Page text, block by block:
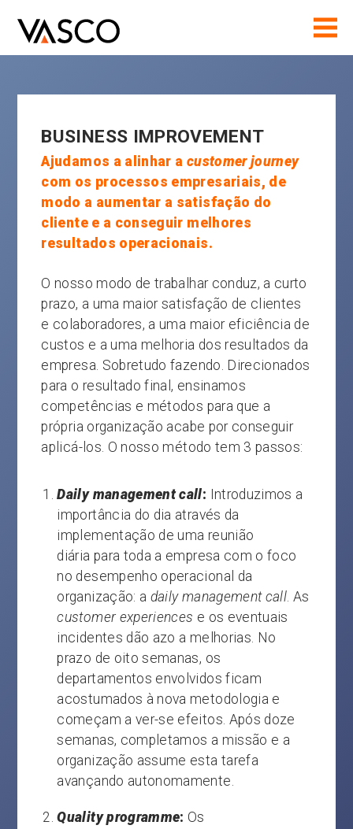
BUSINESS IMPROVEMENT
Ajudamos a alinhar a customer journey
com os processos empresariais, de
modo a aumentar a satisfação do
cliente e a conseguir melhores
resultados operacionais.
O nosso modo de trabalhar conduz, a curto
prazo, a uma maior satisfação de clientes
e colaboradores, a uma maior eficiência de
custos e a uma melhoria dos resultados da
empresa. Sobretudo fazendo. Direcionados
para o resultado final, ensinamos
competências e métodos para que a
própria organização acabe por conseguir
aplicá-los. O nosso método tem 3 passos:
Daily management call: Introduzimos a
importância do dia através da
implementação de uma reunião
diária para toda a empresa com o foco
no desempenho operacional da
organização: a daily management call. As
customer experiences e os eventuais
incidentes dão azo a melhorias. No
prazo de oito semanas, os
departamentos envolvidos ficam
acostumados à nova metodologia e
começam a ver-se efeitos. Após doze
semanas, completamos a missão e a
organização assume esta tarefa
avançando autonomamente.
Quality programme: Os